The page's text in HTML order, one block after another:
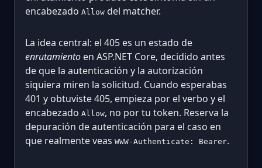
encabezado Allow del matcher.
La idea central: el 405 es un estado de
enrutamiento en ASP.NET Core, decidido antes
de que la autenticación y la autorización
siquiera miren la solicitud. Cuando esperabas
401 y obtuviste 405, empieza por el verbo y el
encabezado Allow, no por tu token. Reserva la
depuración de autenticación para el caso en
que realmente veas WWW-Authenticate: Bearer.